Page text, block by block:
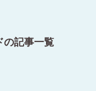
の記事一覧